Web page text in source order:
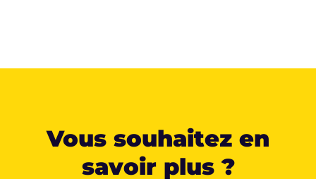
Vous souhaitez en
savoir plus ?